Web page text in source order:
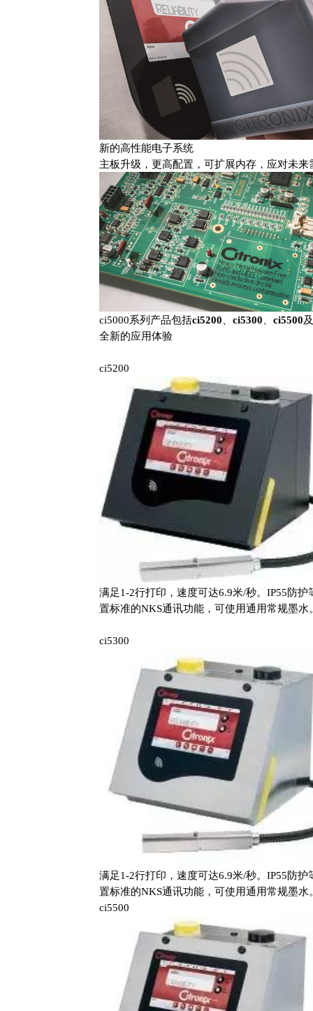
新的高性能电子系统
主板升级，更高配置，可扩展内存，应对未来
ci5000系列产品包括ci5200、ci5300、ci5500
全新的应用体验
ci5200
满足1-2行打印，速度可达6.9米/秒。IP55防
置标准的NKS通讯功能，可使用通用常规墨水
ci5300
满足1-2行打印，速度可达6.9米/秒。IP55防
置标准的NKS通讯功能，可使用通用常规墨水
ci5500